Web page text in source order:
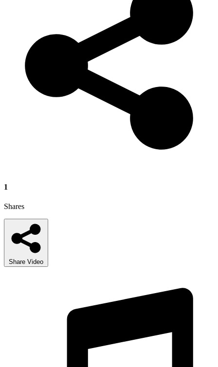
1
Shares
Share Video